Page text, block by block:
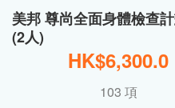
體重
個人健康分析問卷
體質指標
定中心進行檢查)
HK$2,100.0
全腹部超聲波
子宮癌、卵巢癌、卵巢囊
更改。
附加項目檢驗者必須
如有爭議，健康網
務中心保留最後決定權
美邦 尊尚全面身體檢查
(2人)
HK$6,300.0
103 項